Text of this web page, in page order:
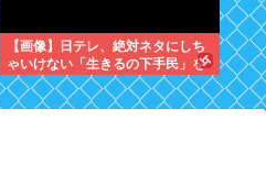
【画像】日テレ、絶対ネタにしち
ゃいけない「生きるの下手民」を
晒し上げてしまう